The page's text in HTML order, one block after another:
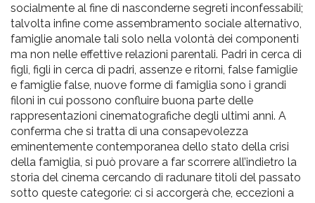
socialmente al fine di nasconderne segreti inconfessabili;
talvolta infine come assembramento sociale alternativo,
famiglie anomale tali solo nella volontà dei componenti
ma non nelle effettive relazioni parentali. Padri in cerca di
figli, figli in cerca di padri, assenze e ritorni, false famiglie
e famiglie false, nuove forme di famiglia sono i grandi
filoni in cui possono confluire buona parte delle
rappresentazioni cinematografiche degli ultimi anni. A
conferma che si tratta di una consapevolezza
eminentemente contemporanea dello stato della crisi
della famiglia, si può provare a far scorrere all’indietro la
storia del cinema cercando di radunare titoli del passato
sotto queste categorie: ci si accorgerà che, eccezioni a